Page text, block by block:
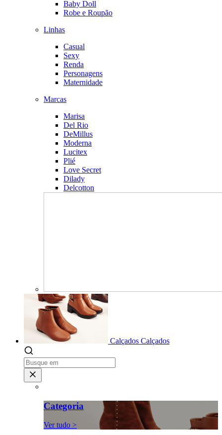
Baby Doll
Robe e Roupão
Linhas
Casual
Sexy
Renda
Personagens
Maternidade
Marcas
Marisa
Del Rio
DeMillus
Moderna
Lucitex
Plié
Love Secret
Dilady
Delcotton
Calçados Calçados
Categoria
Ver tudo >